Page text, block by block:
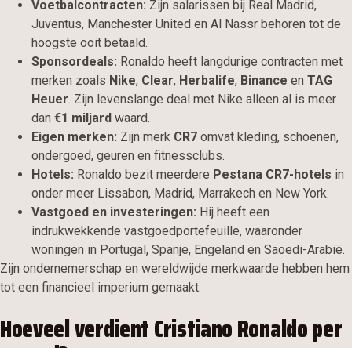
Voetbalcontracten: Zijn salarissen bij Real Madrid,
Juventus, Manchester United en Al Nassr behoren tot de
hoogste ooit betaald.
Sponsordeals: Ronaldo heeft langdurige contracten met
merken zoals Nike, Clear, Herbalife, Binance en TAG
Heuer. Zijn levenslange deal met Nike alleen al is meer
dan €1 miljard waard.
Eigen merken: Zijn merk CR7 omvat kleding, schoenen,
ondergoed, geuren en fitnessclubs.
Hotels: Ronaldo bezit meerdere Pestana CR7-hotels in
onder meer Lissabon, Madrid, Marrakech en New York.
Vastgoed en investeringen: Hij heeft een
indrukwekkende vastgoedportefeuille, waaronder
woningen in Portugal, Spanje, Engeland en Saoedi-Arabië.
Zijn ondernemerschap en wereldwijde merkwaarde hebben hem
tot een financieel imperium gemaakt.
Hoeveel verdient Cristiano Ronaldo per